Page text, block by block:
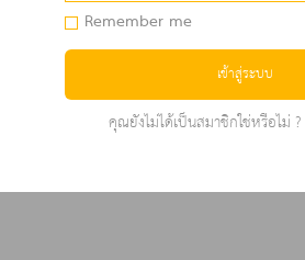
Remember me
เข้าสู่ระบบ
คุณยังไม่ได้เป็นสมาชิกใช่หรือไม่ ?